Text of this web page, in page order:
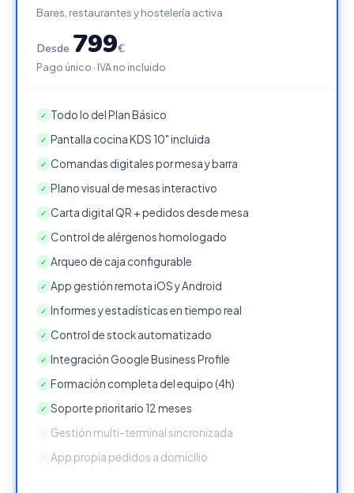
Bares, restaurantes y hostelería activa
Desde 799€
Pago único · IVA no incluido
✓ Todo lo del Plan Básico
✓ Pantalla cocina KDS 10" incluida
✓ Comandas digitales por mesa y barra
✓ Plano visual de mesas interactivo
✓ Carta digital QR + pedidos desde mesa
✓ Control de alérgenos homologado
✓ Arqueo de caja configurable
✓ App gestión remota iOS y Android
✓ Informes y estadísticas en tiempo real
✓ Control de stock automatizado
✓ Integración Google Business Profile
✓ Formación completa del equipo (4h)
✓ Soporte prioritario 12 meses
Gestión multi-terminal sincronizada
App propia pedidos a domicilio